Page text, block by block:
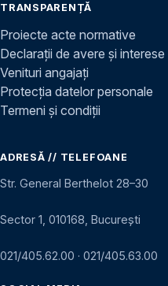
TRANSPARENȚĂ
Proiecte acte normative
Declarații de avere și interese
Venituri angajați
Protecția datelor personale
Termeni și condiții
ADRESĂ // TELEFOANE
Str. General Berthelot 28–30
Sector 1, 010168, București
021/405.62.00 · 021/405.63.00